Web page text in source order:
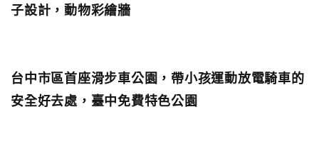
子設計，動物彩繪牆
台中市區首座滑步車公園，帶小孩運動放電騎車的
安全好去處，臺中免費特色公園